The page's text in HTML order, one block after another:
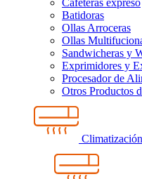
Cafeteras expreso
Batidoras
Ollas Arroceras
Ollas
Sandwicheras y
Exprimidores y
Procesador de
Otros Productos
Climatización